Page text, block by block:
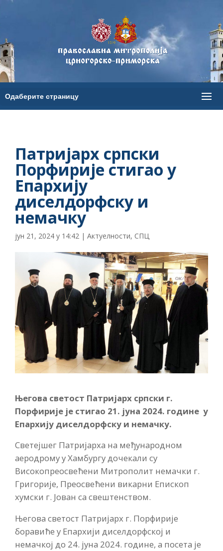
Патријарх српски
Порфирије стигао у
Епархију
диселдорфску и
немачку
јун 21, 2024 у 14:42 | Актуелности, СПЦ
Његова светост Патријарх српски г.
Порфирије је стигао 21. јуна 2024. године у
Епархију диселдорфску и немачку.
Светејшег Патријарха на међународном
аеродрому у Хамбургу дочекали су
Високопреосвећени Митрополит немачки г.
Григорије, Преосвећени викарни Епископ
хумски г. Јован са свештенством.
Његова светост Патријарх г. Порфирије
боравиће у Епархији диселдорфској и
немачкој до 24. јуна 2024. године, а посета је